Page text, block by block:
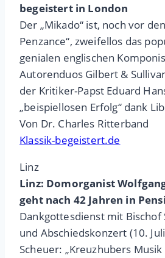
begeistert in London
Der „Mikado“ ist, noch vor
Penzance“, zweifellos das
genialen englischen
Autorenduos Gilbert &
der Kritiker-Papst Eduard
„beispiellosen Erfolg“ dank
Von Dr. Charles Ritterband
Klassik-begeistert.de
Linz
Linz: Domorganist
geht nach 42 Jahren in
Dankgottesdienst mit Bischof
und Abschiedskonzert (10.
Scheuer: „Kreuzhubers Musik